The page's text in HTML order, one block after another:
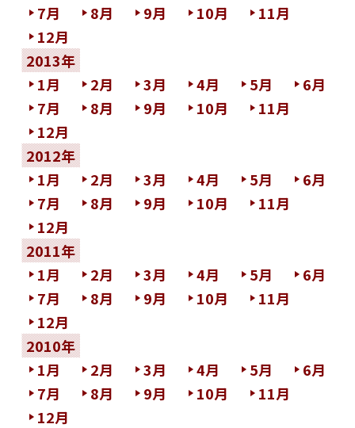
7月
8月 9月 10月
11月
12月
2013年
1月
2月 3月 4月 5月
6月
7月
8月 9月 10月
11月
12月
2012年
1月
2月 3月 4月 5月
6月
7月
8月 9月 10月
11月
12月
2011年
1月
2月 3月 4月 5月
6月
7月
8月 9月 10月
11月
12月
2010年
1月
2月 3月 4月 5月
6月
7月
8月 9月 10月
11月
12月